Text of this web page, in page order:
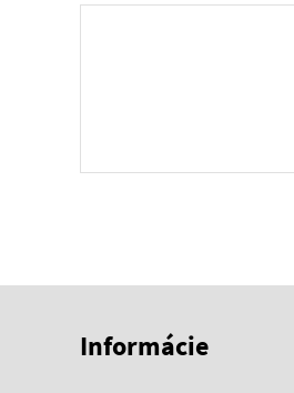
Informácie